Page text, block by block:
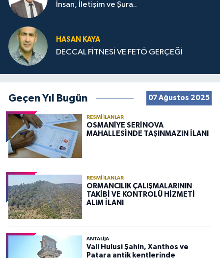
İnsan, İletişim ve Şura..
HASAN KAYA
DECCAL FİTNESİ VE FETÖ GERÇEĞİ
Geçen Yıl Bugün 07 Ağustos 2025
RESMI İLANLAR
OSMANİYE SERİNOVA
MAHALLESİNDE TAŞINMAZIN İLANI
RESMI İLANLAR
ORMANCILIK ÇALIŞMALARININ
TAKİBİ VE KONTROLÜ HİZMETİ
ALIM İLANI
ANTALIJA
Vali Hulusi Şahin, Xanthos ve
Patara antik kentlerinde